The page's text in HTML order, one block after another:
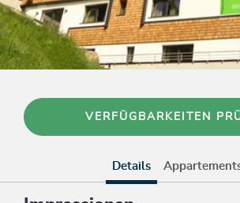
VERFÜGBARKEITEN
Details